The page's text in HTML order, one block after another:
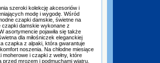
szeroki kolekcję akcesoriów i
modę i wygodę. Wśród
czapki damskie, świetne na
czapki damskie wykonane z
asortymencie pojawiła się także
dla miłośniczek eleganckiej
czapka z alpaki, która gwarantuje
noszenia. Na chłodne miesiące
i czapki z wełny, które
mrozem i podmuchami wiatru.